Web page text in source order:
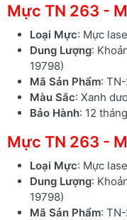
Mực TN 263 -
Loại Mực: Mực
Dung Lượng:
19798)
Mã Sản Phẩm:
Màu Sắc: Xanh
Bảo Hành: 12 tháng
Mực TN 263 -
Loại Mực: Mực
Dung Lượng:
19798)
Mã Sản Phẩm: